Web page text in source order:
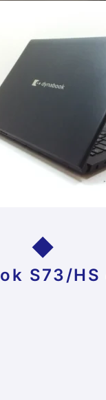
S73/HS